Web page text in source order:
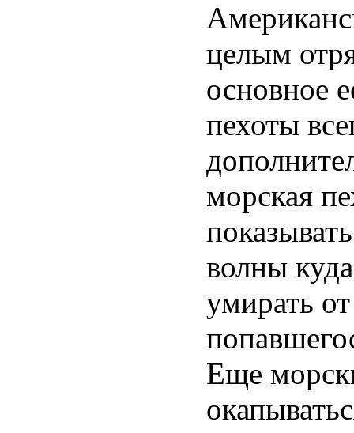
целым
основное
пехоты
морская
волны
умирать
Еще